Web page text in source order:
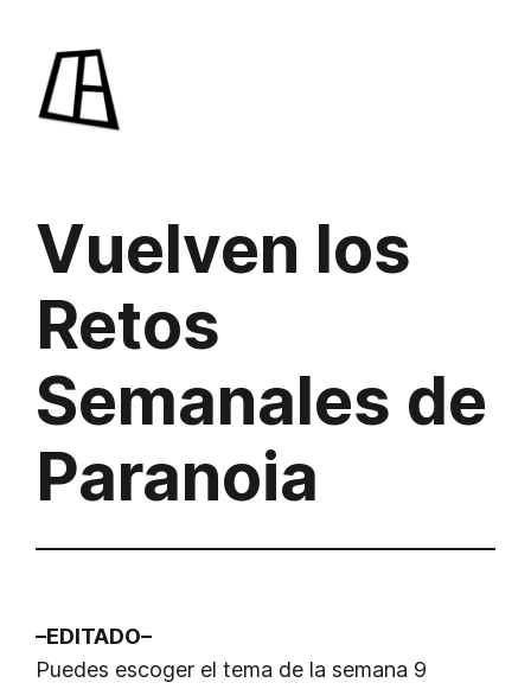
contenido
Vuelven los
Retos
Semanales de
Paranoia
–EDITADO–
Puedes escoger el tema de la semana 9